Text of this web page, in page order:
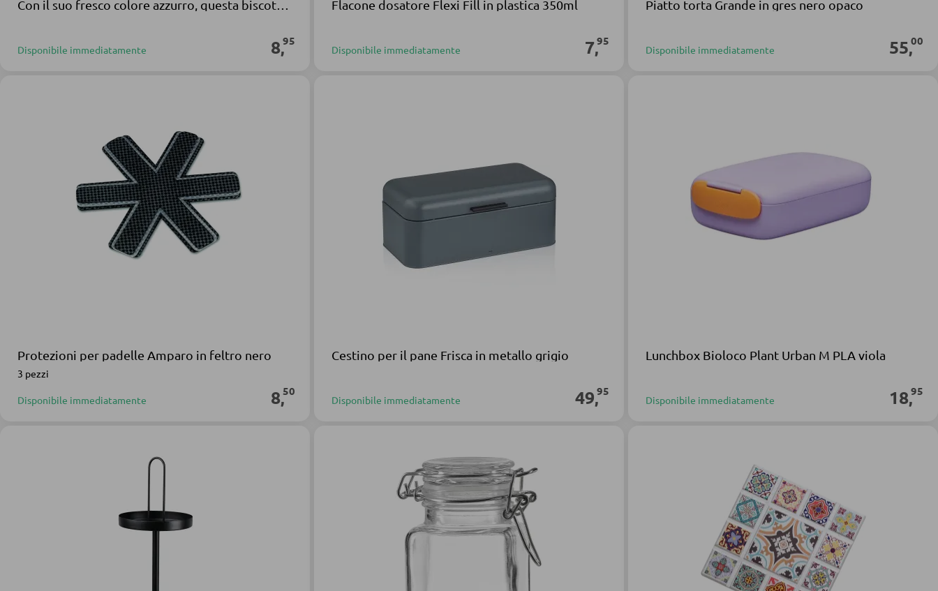
Disponibile immediatamente 8,95
Flacone dosatore Flexi Fill in plastica 350ml
Disponibile immediatamente 7,95
Piatto torta Grande in gres nero opaco
Disponibile immediatamente 55,00
Protezioni per padelle Amparo in feltro nero
3 pezzi
Disponibile immediatamente 8,50
Cestino per il pane Frisca in metallo grigio
Disponibile immediatamente 49,95
Lunchbox Bioloco Plant Urban M PLA viola
Disponibile immediatamente 18,95